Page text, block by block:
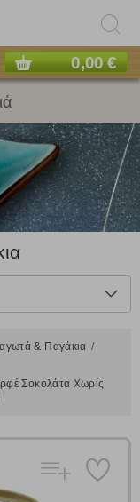
0,00 €
& Παγάκια
Σοκολάτα Χωρίς